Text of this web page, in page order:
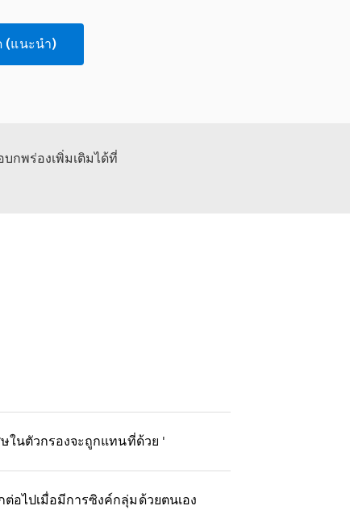
(แนะนำ)
กพร่องเพิ่มเติมได้ที่
ในตัวกรองจะถูกแทนที่ด้วย '
อไปเมื่อมีการซิงค์กลุ่มด้วยตนเอง